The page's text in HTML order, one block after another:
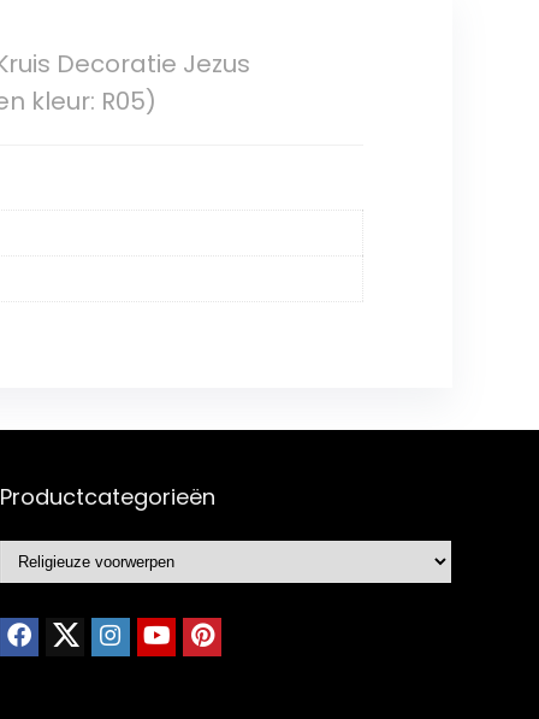
Decoratie Jezus
kleur: R05)
Productcategorieën